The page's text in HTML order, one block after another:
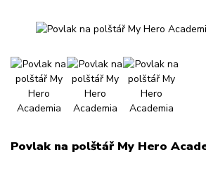
Povlak na polštář My Hero